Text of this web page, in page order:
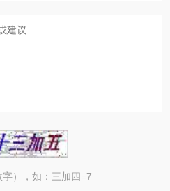
），如：三加四=7